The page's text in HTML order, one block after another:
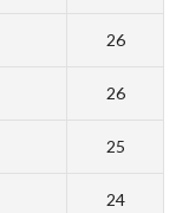
26
26
25
24